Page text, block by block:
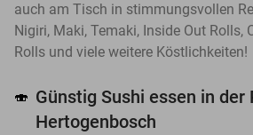
auch am Tisch in stimmungsvollen
Nigiri, Maki, Temaki, Inside Out Rolls,
Rolls und viele weitere Köstlichkeiten!
🍣 Günstig Sushi essen in der
Hertogenbosch